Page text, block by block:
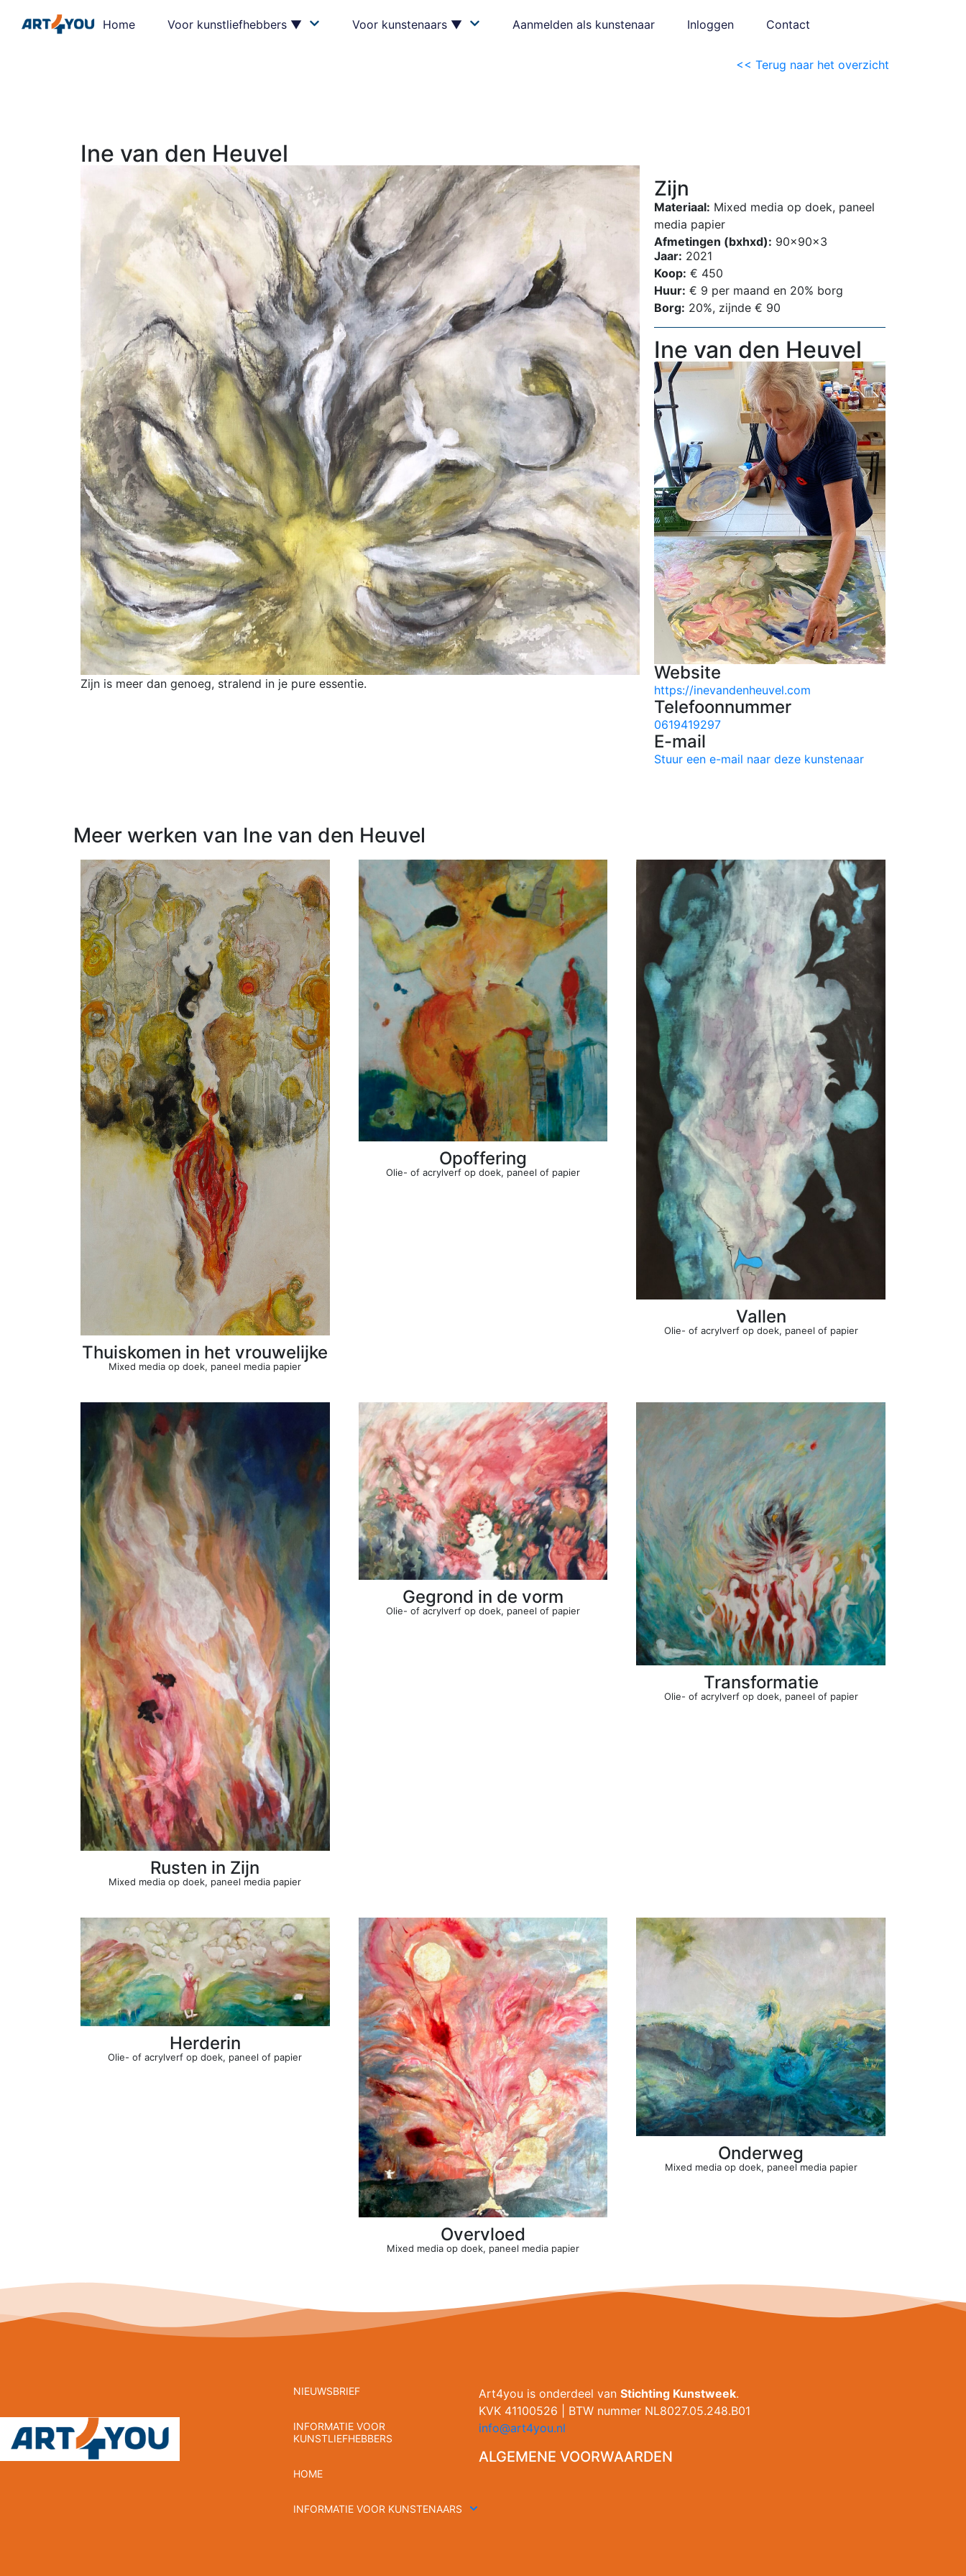
Home Voor kunstliefhebbers ▼ Voor kunstenaars ▼ Aanmelden als kunstenaar Inloggen Contact
<< Terug naar het overzicht
Ine van den Heuvel
Zijn is meer dan genoeg, stralend in je pure essentie.
Zijn
Materiaal: Mixed media op doek, paneel
media papier
Afmetingen (bxhxd): 90x90x3
Jaar: 2021
Koop: € 450
Huur: € 9 per maand en 20% borg
Borg: 20%, zijnde € 90
Ine van den Heuvel
Website
https://inevandenheuvel.com
Telefoonnummer
0619419297
E-mail
Stuur een e-mail naar deze kunstenaar
Meer werken van Ine van den Heuvel
Thuiskomen in het vrouwelijke
Mixed media op doek, paneel media papier
Opoffering
Olie- of acrylverf op doek, paneel of papier
Vallen
Olie- of acrylverf op doek, paneel of papier
Rusten in Zijn
Mixed media op doek, paneel media papier
Gegrond in de vorm
Olie- of acrylverf op doek, paneel of papier
Transformatie
Olie- of acrylverf op doek, paneel of papier
Herderin
Olie- of acrylverf op doek, paneel of papier
Overvloed
Mixed media op doek, paneel media papier
Onderweg
Mixed media op doek, paneel media papier
NIEUWSBRIEF
INFORMATIE VOOR
KUNSTLIEFHEBBERS
HOME
INFORMATIE VOOR KUNSTENAARS
Art4you is onderdeel van Stichting Kunstweek.
KVK 41100526 | BTW nummer NL8027.05.248.B01
info@art4you.nl
ALGEMENE VOORWAARDEN